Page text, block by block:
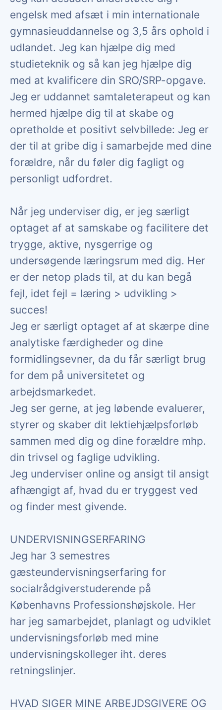
engelsk med afsæt i min internationale
gymnasieuddannelse og 3,5 års ophold i
udlandet. Jeg kan hjælpe dig med
studieteknik og så kan jeg hjælpe dig
med at kvalificere din SRO/SRP-opgave.
Jeg er uddannet samtaleterapeut og kan
hermed hjælpe dig til at skabe og
opretholde et positivt selvbillede: Jeg er
der til at gribe dig i samarbejde med dine
forældre, når du føler dig fagligt og
personligt udfordret.
Når jeg underviser dig, er jeg særligt
optaget af at samskabe og facilitere det
trygge, aktive, nysgerrige og
undersøgende læringsrum med dig. Her
er der netop plads til, at du kan begå
fejl, idet fejl = læring > udvikling >
succes!
Jeg er særligt optaget af at skærpe dine
analytiske færdigheder og dine
formidlingsevner, da du får særligt brug
for dem på universitetet og
arbejdsmarkedet.
Jeg ser gerne, at jeg løbende evaluerer,
styrer og skaber dit lektiehjælpsforløb
sammen med dig og dine forældre mhp.
din trivsel og faglige udvikling.
Jeg underviser online og ansigt til ansigt
afhængigt af, hvad du er tryggest ved
og finder mest givende.
UNDERVISNINGSERFARING
Jeg har 3 semestres
gæsteundervisningserfaring for
socialrådgiverstuderende på
Københavns Professionshøjskole. Her
har jeg samarbejdet, planlagt og udviklet
undervisningsforløb med mine
undervisningskolleger iht. deres
retningslinjer.
HVAD SIGER MINE ARBEJDSGIVERE OG